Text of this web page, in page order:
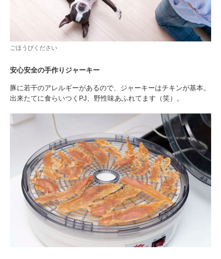
ごほうびください
安心安全の手作りジャーキー
豚に若干のアレルギーがあるので、ジャーキーはチキンが基本。
出来たてに食らいつくPJ、野性味あふれてます（笑）。